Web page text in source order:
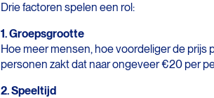
Drie factoren spelen een rol:
1. Groepsgrootte
Hoe meer mensen, hoe voordeliger de prijs
personen zakt dat naar ongeveer €20 per
2. Speeltijd